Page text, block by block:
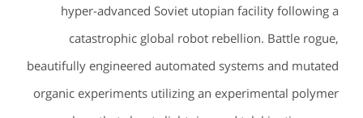
hyper-advanced Soviet utopian facility following a
catastrophic global robot rebellion. Battle rogue,
beautifully engineered automated systems and mutated
organic experiments utilizing an experimental polymer